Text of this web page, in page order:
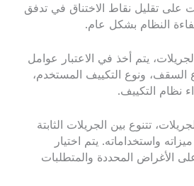
على تقليل نقاط الاختناق في تدفق
النظام بشكل عام.
يتم أخذ في الاعتبار عوامل
السقف، ونوع التكييف المستخدم،
نظام التكييف.
تتنوع بين الجريلات الثابتة
واستخداماته. يتم اختيار
على الأغراض المحددة والمتطلبات